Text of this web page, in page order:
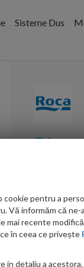
Sisteme Dus
PRP:
560.00
cookie pentru a
Vă informăm că
mai recente
în ceea ce privește
in detaliu a acestora.